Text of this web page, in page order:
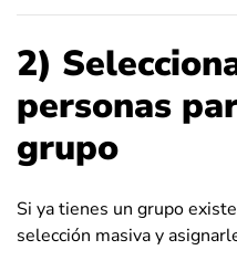
2)
personas
grupo
Si ya tienes un grupo
selección masiva y